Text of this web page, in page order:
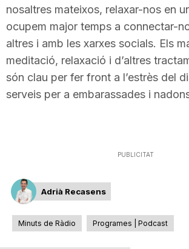
T
a
g
nosaltres mateixos, relaxar-nos en
ocupem major temps a connectar-
altres i amb les xarxes socials. Els
meditació, relaxació i d’altres
són clau per fer front a l’estrès del
serveis per a embarassades i
PUBLICITAT
Adrià Recasens
Minuts de Ràdio Programes | Podcast